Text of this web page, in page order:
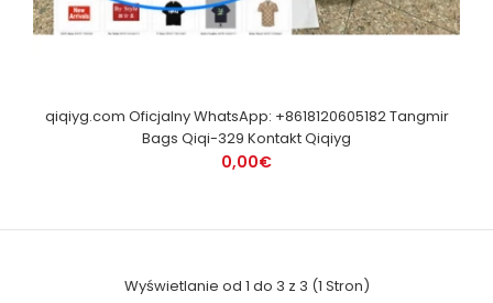
qiqiyg.com Oficjalny WhatsApp: +8618120605182 Tangmir
Bags Qiqi-329 Kontakt Qiqiyg
0,00€
Wyświetlanie od 1 do 3 z 3 (1 Stron)